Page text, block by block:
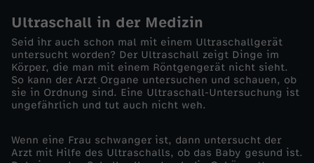
n
S
c
a
Ultraschall in der Medizin
Seid ihr auch schon mal mit einem Ultraschallgerät
untersucht worden? Der Ultraschall zeigt Dinge im
Körper, die man mit einem Röntgengerät nicht sieht.
So kann der Arzt Organe untersuchen und schauen, ob
sie in Ordnung sind. Eine Ultraschall-Untersuchung ist
ungefährlich und tut auch nicht weh.
Wenn eine Frau schwanger ist, dann untersucht der
Arzt mit Hilfe des Ultraschalls, ob das Baby gesund ist.